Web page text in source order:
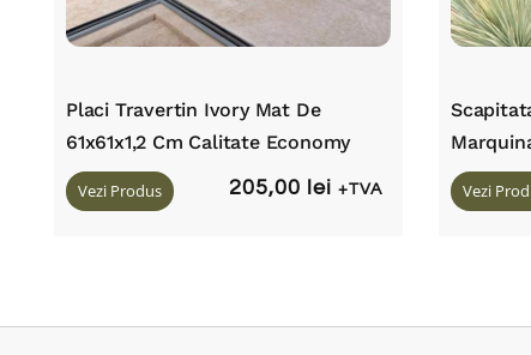
Placi Travertin Ivory Mat De
61x61x1,2 Cm Calitate Economy
Vezi Produs 205,00 lei +TVA Vezi